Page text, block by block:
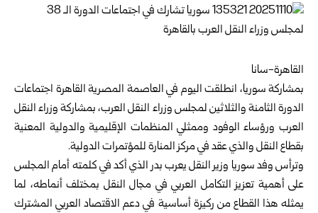
القاهرة-سانا
بمشاركة سوريا، انطلقت اليوم في العاصمة المصرية القاهرة اجتماعات
الدورة الثامنة والثلاثين لمجلس وزراء النقل العرب، بمشاركة وزراء النقل
العرب ورؤساء الوفود وممثلي المنظمات الإقليمية والدولية المعنية
بقطاع النقل والذي عقد في مركز المنارة للمؤتمرات الدولية.
وترأس وفدسوريا وزير النقليعرب بدرالذي أكد في كلمته أمام المجلس
على أهمية تعزيز التكامل العربي في مجال النقل بمختلف أنماطه، لما
يمثله هذا القطاع من ركيزة أساسية في دعم الاقتصاد العربي المشترك